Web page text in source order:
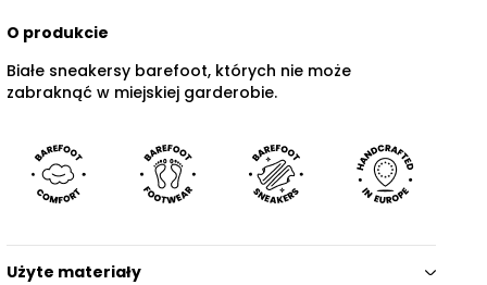
O produkcie
Białe sneakersy barefoot, których nie może
zabraknąć w miejskiej garderobie.
Użyte materiały